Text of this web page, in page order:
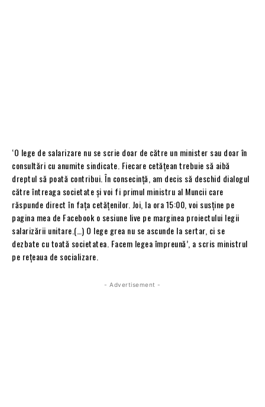
‘O lege de salarizare nu se scrie doar de către un minister sau doar în
consultări cu anumite sindicate. Fiecare cetățean trebuie să aibă
dreptul să poată contribui. În consecință, am decis să deschid dialogul
către întreaga societate și voi fi primul ministru al Muncii care
răspunde direct în fața cetățenilor. Joi, la ora 15:00, voi susține pe
pagina mea de Facebook o sesiune live pe marginea proiectului legii
salarizării unitare.(…) O lege grea nu se ascunde la sertar, ci se
dezbate cu toată societatea. Facem legea împreună’, a scris ministrul
pe rețeaua de socializare.
- Advertisement -